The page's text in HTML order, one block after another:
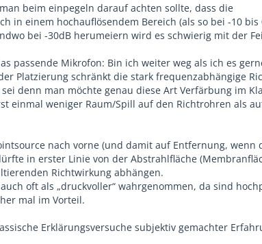
beim einpegeln darauf achten sollte, dass die
in einem hochauflösendem Bereich (als so bei -10 bis
bei -30dB herumeiern wird es schwierig mit der
passende Mikrofon: Bin ich weiter weg als ich es
Platzierung schränkt die stark frequenzabhängige
denn man möchte genau diese Art Verfärbung im
einmal weniger Raum/Spill auf den Richtrohren als
nach vorne (und damit auf Entfernung,
in erster Linie von der Abstrahlfläche
Richtwirkung abhängen.
oft als „druckvoller“ wahrgenommen, da sind
mal im Vorteil.
Erklärungsversuche subjektiv gemachter